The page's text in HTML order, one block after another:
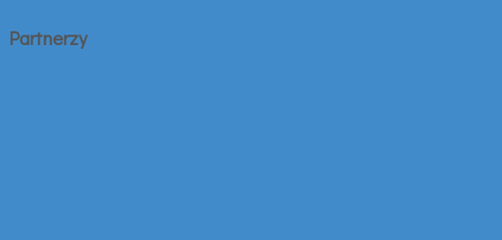
Partnerzy